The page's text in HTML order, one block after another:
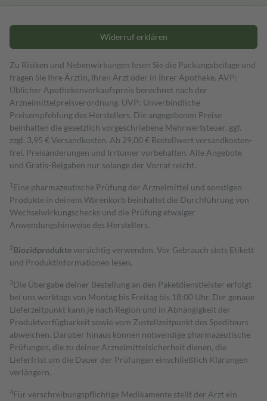
Widerruf erklären
Zu Risiken und Nebenwirkungen lesen Sie die Packungsbeilage und
fragen Sie Ihre Ärztin, Ihren Arzt oder in Ihrer Apotheke. AVP:
Üblicher Apothekenverkaufspreis berechnet nach der
Arzneimittelpreisverordnung. UVP: Unverbindliche
Preisempfehlung des Herstellers. Die angegebenen Preise
beinhalten die gesetzlich vorgeschriebene Mehrwertsteuer, ggf.
zzgl. 3,95 € Versandkosten. Ab 29,00 € Bestell­wert versand­kosten­
frei. Preisänderungen und Irrtümer vorbehalten. Alle Angebote
und Gratis-Beigaben nur solange der Vorrat reicht.
1 Eine pharmazeutische Prüfung der Arzneimittel und sonstigen
Produkte in deinem Warenkorb beinhaltet die Durchführung von
Wechselwirkungschecks und die Prüfung etwaiger
Anwendungshinweise des Herstellers.
2Biozidproduktevorsichtig verwenden. Vor Gebrauch stets Etikett
und Produktinformationen lesen.
3Die Übergabe deiner Bestellung an den Paketdienstleister erfolgt
bei uns werktags von Montag bis Freitag bis 18:00 Uhr. Der genaue
Lieferzeitpunkt kann je nach Region und in Abhängigkeit der
Produktverfügbarkeit sowie vom Zustellzeitpunkt des Spediteurs
abweichen. Darüber hinaus können notwendige pharmazeutische
Prüfungen, die zu deiner Arzneimittelsicherheit dienen, die
Lieferfrist um die Dauer der Prüfungen einschließlich Klärungen
verlängern.
4Für verschreibungspflichtige Medikamente stellt der Arzt ein